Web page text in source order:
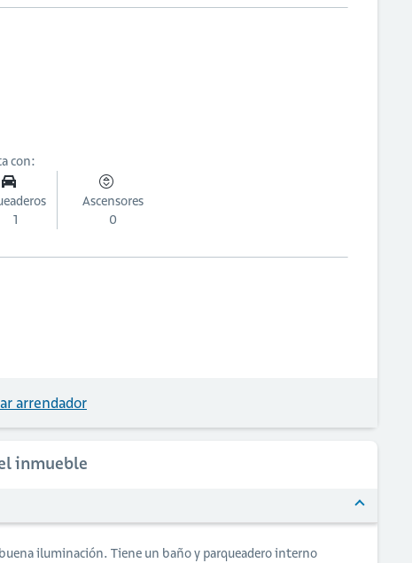
con:
1
Ascensores
0
arrendador
inmueble
iluminación. Tiene un baño y parqueadero interno